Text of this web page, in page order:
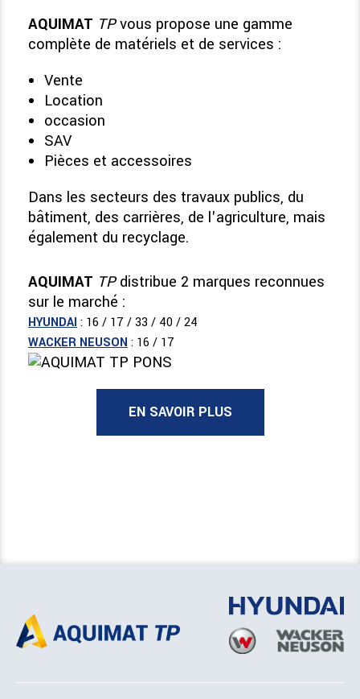
AQUIMAT TPvous propose une gamme
complète de matériels et de services :
Vente
Location
occasion
SAV
Pièces et accessoires
Dans les secteurs des travaux publics, du
bâtiment, des carrières, de l'agriculture, mais
également du recyclage.
AQUIMAT TPdistribue 2 marques reconnues
sur le marché :
HYUNDAI : 16 / 17 / 33 / 40 / 24
WACKER NEUSON : 16 / 17
EN SAVOIR PLUS